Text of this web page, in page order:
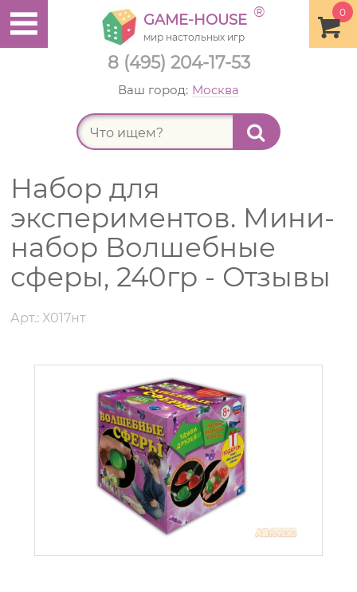
8 (495) 204-17-53
0
GAME-HOUSE ®
мир настольных игр
Ваш город: Москва
Набор для
экспериментов. Мини-
набор Волшебные
сферы, 240гр - Отзывы
Арт.: X017нт